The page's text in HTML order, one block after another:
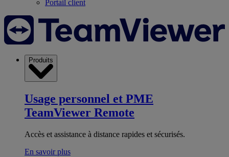
Portail client
Produits
Usage personnel et PME
TeamViewer Remote
Accès et assistance à distance rapides et sécurisés.
En savoir plus